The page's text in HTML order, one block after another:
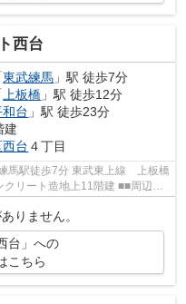
西台
東武練馬 」駅 徒歩7分
上板橋 」駅 徒歩12分
和台 」駅 徒歩23分
建
西台 ４丁目
りません。
台」への
こちら